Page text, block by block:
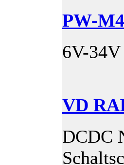
PW-
6V-
VD
DCDC